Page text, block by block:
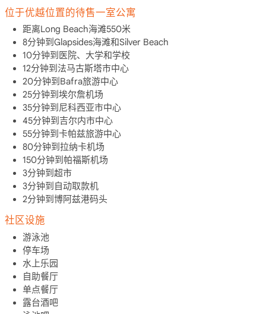
位于优越位置的待售一室公寓
距离Long Beach海滩550米
8分钟到Glapsides海滩和Silver Beach
10分钟到医院、大学和学校
12分钟到法马古斯塔市中心
20分钟到Bafra旅游中心
25分钟到埃尔詹机场
35分钟到尼科西亚市中心
45分钟到吉尔内市中心
55分钟到卡帕兹旅游中心
80分钟到拉纳卡机场
150分钟到帕福斯机场
3分钟到超市
3分钟到自动取款机
2分钟到博阿兹港码头
社区设施
游泳池
停车场
水上乐园
自助餐厅
单点餐厅
露台酒吧